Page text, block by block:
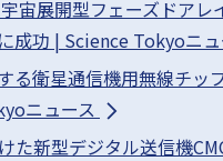
宙展開型フェーズドアレ
成功 | Science Tokyoニュ
る衛星通信機用無線チッ
ニュース
た新型デジタル送信機